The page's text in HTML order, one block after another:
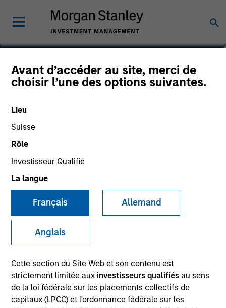
Avant d’accéder au site, merci de
choisir l’une des options suivantes.
Lieu
Suisse
Rôle
Investisseur Qualifié
La langue
Français Allemand
Anglais
Cette section du Site Web et son contenu est
strictement limitée aux investisseurs qualifiésau sens
de la loi fédérale sur les placements collectifs de
capitaux (LPCC) et l'ordonnance fédérale sur les
Morgan Stanley Careers
Ce document est une communication promotionnelle.
Les utilisateurs sont invités à prendre connaissance des
celles-ci mentionnent des restrictions légales et réglementaires
applicables à la diffusion des informations relatives aux produits
d’investissement de Morgan Stanley Investment Management.